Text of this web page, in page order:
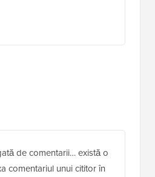
de comentarii… există o
comentariul unui cititor în